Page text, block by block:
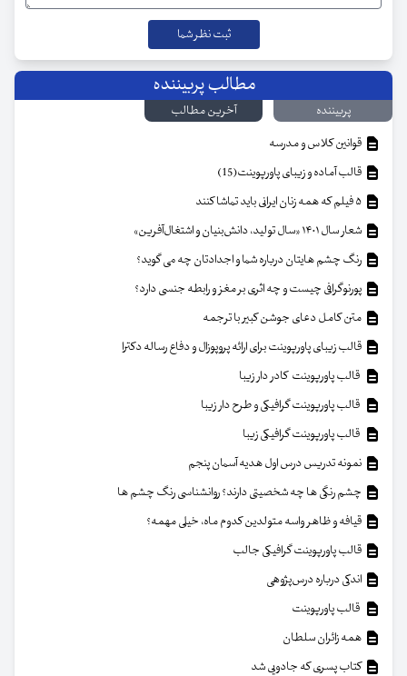
مطالب پربیننده
پربیننده
آخرین مطالب
قوانین کلاس و مدرسه
قالب آماده و زیبای پاورپوینت(15)
شعار سال ۱۴۰۱ «سال تولید، دانش‌بنیان و اشتغال‌آفرین»
رنگ چشم هایتان درباره شما و اجدادتان چه می گوید؟
پورنوگرافی چیست و چه اثری بر مغز و رابطه جنسی دارد؟
متن کامل دعای جوشن کبیر با ترجمه
قالب زیبای پاورپوینت برای ارائه پروپوزال و دفاع رساله دکترا
قالب پاورپوینت کادر دار زیبا
قالب پاورپوینت گرافیکی و طرح دار زیبا
قالب پاورپوینت گرافیکی زیبا
نمونه تدریس درس اول هدیه آسمان پنجم
چشم رنگی ها چه شخصیتی دارند؟ روانشناسی رنگ چشم ها
قیافه و ظاهر واسه متولدین کدوم ماه، خیلی مهمه؟
قالب پاورپوینت گرافیکی جالب
اندکی درباره درس‌پژوهی
قالب پاورپوینت
همه زائران سلطان
کتاب پسری که جادویی شد